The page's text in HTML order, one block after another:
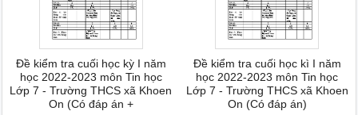
Đề kiểm tra cuối học kỳ I năm
học 2022-2023 môn Tin học
Lớp 7 - Trường THCS xã Khoen
On (Có đáp án +
Đề kiểm tra cuối học kì I năm
học 2022-2023 môn Tin học
Lớp 7 - Trường THCS xã Khoen
On (Có đáp án)